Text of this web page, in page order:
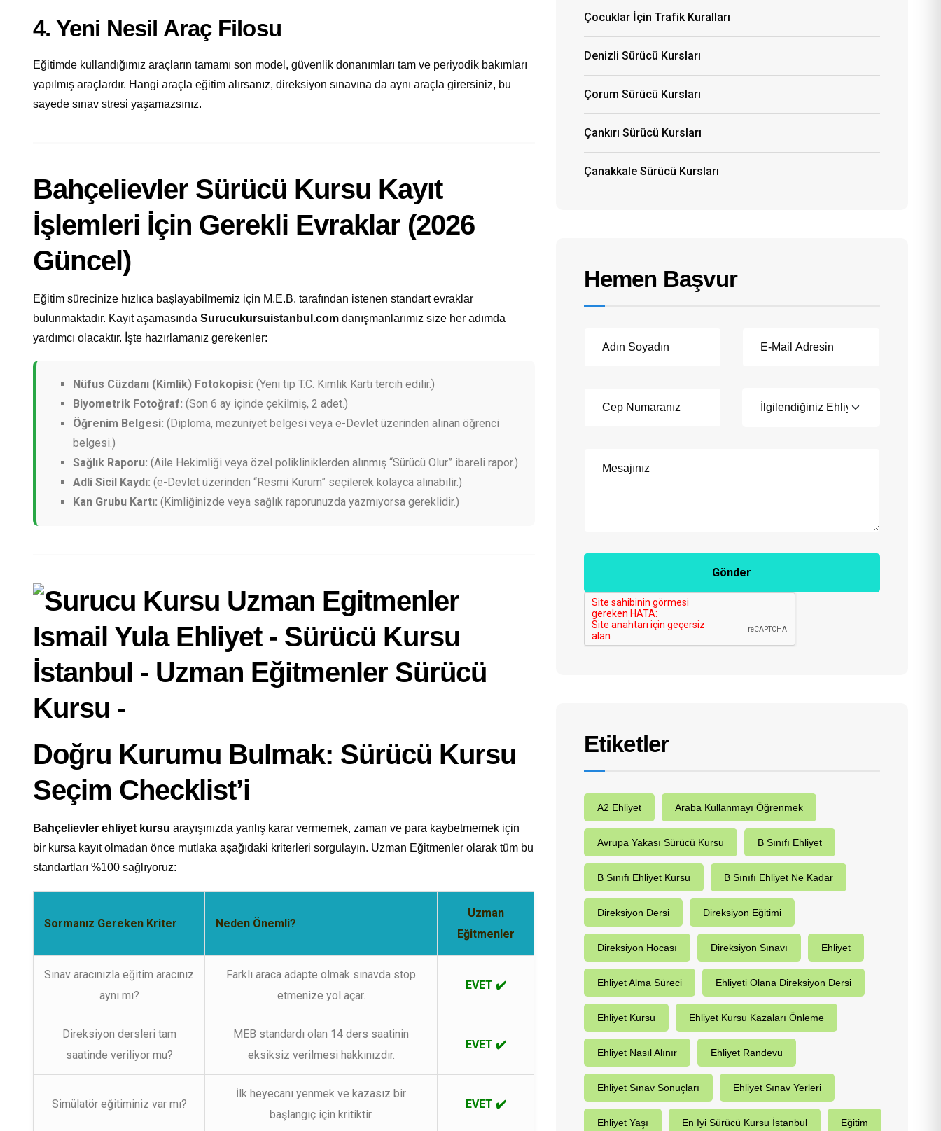
4. Yeni Nesil Araç Filosu
Eğitimde kullandığımız araçların tamamı son model, güvenlik donanımları tam ve periyodik bakımları
yapılmış araçlardır. Hangi araçla eğitim alırsanız, direksiyon sınavına da aynı araçla girersiniz, bu
sayede sınav stresi yaşamazsınız.
Bahçelievler Sürücü Kursu Kayıt
İşlemleri İçin Gerekli Evraklar (2026
Güncel)
Eğitim sürecinize hızlıca başlayabilmemiz için M.E.B. tarafından istenen standart evraklar
bulunmaktadır. Kayıt aşamasında Surucukursuistanbul.com danışmanlarımız size her adımda
yardımcı olacaktır. İşte hazırlamanız gerekenler:
Nüfus Cüzdanı (Kimlik) Fotokopisi: (Yeni tip T.C. Kimlik Kartı tercih edilir.)
Biyometrik Fotoğraf: (Son 6 ay içinde çekilmiş, 2 adet.)
Öğrenim Belgesi: (Diploma, mezuniyet belgesi veya e-Devlet üzerinden alınan öğrenci
belgesi.)
Sağlık Raporu: (Aile Hekimliği veya özel polikliniklerden alınmış “Sürücü Olur” ibareli rapor.)
Adli Sicil Kaydı: (e-Devlet üzerinden “Resmi Kurum” seçilerek kolayca alınabilir.)
Kan Grubu Kartı: (Kimliğinizde veya sağlık raporunuzda yazmıyorsa gereklidir.)
Doğru Kurumu Bulmak: Sürücü Kursu
Seçim Checklist’i
Bahçelievler ehliyet kursu arayışınızda yanlış karar vermemek, zaman ve para kaybetmemek için
bir kursa kayıt olmadan önce mutlaka aşağıdaki kriterleri sorgulayın. Uzman Eğitmenler olarak tüm bu
standartları %100 sağlıyoruz:
Sormanız Gereken Kriter Neden Önemli?
Uzman
Eğitmenler
Sınav aracınızla eğitim aracınız
aynı mı?
Farklı araca adapte olmak sınavda stop
etmenize yol açar.
EVET ✔️
Direksiyon dersleri tam
saatinde veriliyor mu?
MEB standardı olan 14 ders saatinin
eksiksiz verilmesi hakkınızdır.
EVET ✔️
Simülatör eğitiminiz var mı?
İlk heyecanı yenmek ve kazasız bir
başlangıç için kritiktir.
EVET ✔️
Çocuklar İçin Trafik Kuralları
Denizli Sürücü Kursları
Çorum Sürücü Kursları
Çankırı Sürücü Kursları
Çanakkale Sürücü Kursları
Hemen Başvur
Gönder
Etiketler
A2 Ehliyet Araba Kullanmayı Öğrenmek
Avrupa Yakası Sürücü Kursu B Sınıfı Ehliyet
B Sınıfı Ehliyet Kursu B Sınıfı Ehliyet Ne Kadar
Direksiyon Dersi Direksiyon Eğitimi
Direksiyon Hocası Direksiyon Sınavı Ehliyet
Ehliyet Alma Süreci Ehliyeti Olana Direksiyon Dersi
Ehliyet Kursu Ehliyet Kursu Kazaları Önleme
Ehliyet Nasıl Alınır Ehliyet Randevu
Ehliyet Sınav Sonuçları Ehliyet Sınav Yerleri
Ehliyet Yaşı En Iyi Sürücü Kursu İstanbul Eğitim